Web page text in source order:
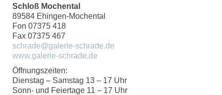
Schloß Mochental
89584 Ehingen-Mochental
Fon 07375 418
Fax 07375 467
schrade@galerie-schrade.de
www.galerie-schrade.de
Öffnungszeiten:
Dienstag – Samstag 13 – 17 Uhr
Sonn- und Feiertage 11 – 17 Uhr